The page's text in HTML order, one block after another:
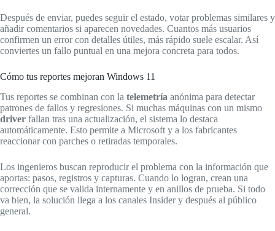
Después de enviar, puedes seguir el estado, votar problemas similares y
añadir comentarios si aparecen novedades. Cuantos más usuarios
confirmen un error con detalles útiles, más rápido suele escalar. Así
conviertes un fallo puntual en una mejora concreta para todos.
Cómo tus reportes mejoran Windows 11
Tus reportes se combinan con la telemetría anónima para detectar
patrones de fallos y regresiones. Si muchas máquinas con un mismo
driver fallan tras una actualización, el sistema lo destaca
automáticamente. Esto permite a Microsoft y a los fabricantes
reaccionar con parches o retiradas temporales.
Los ingenieros buscan reproducir el problema con la información que
aportas: pasos, registros y capturas. Cuando lo logran, crean una
corrección que se valida internamente y en anillos de prueba. Si todo
va bien, la solución llega a los canales Insider y después al público
general.